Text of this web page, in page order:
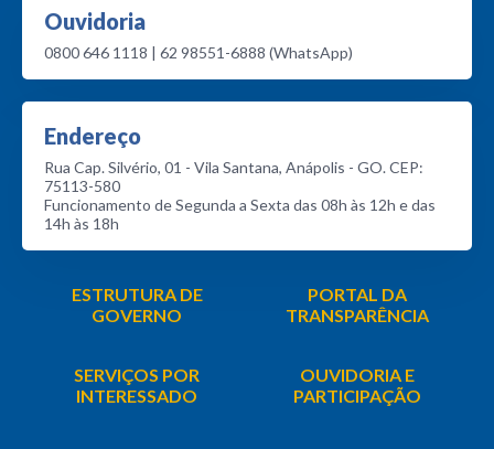
Ouvidoria
0800 646 1118 | 62 98551-6888 (WhatsApp)
Endereço
Rua Cap. Silvério, 01 - Vila Santana, Anápolis - GO. CEP:
75113-580
Funcionamento de Segunda a Sexta das 08h às 12h e das
14h às 18h
ESTRUTURA DE
GOVERNO
PORTAL DA
TRANSPARÊNCIA
SERVIÇOS POR
INTERESSADO
OUVIDORIA E
PARTICIPAÇÃO